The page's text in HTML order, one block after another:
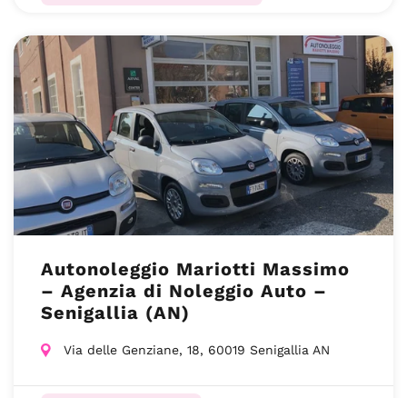
Autonoleggio Mariotti Massimo
– Agenzia di Noleggio Auto –
Senigallia (AN)
Via delle Genziane, 18, 60019 Senigallia AN